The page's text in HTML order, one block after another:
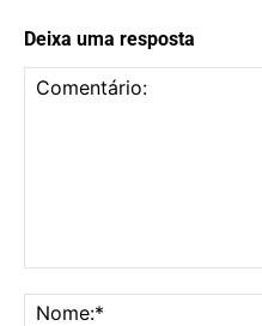
Deixa uma resposta